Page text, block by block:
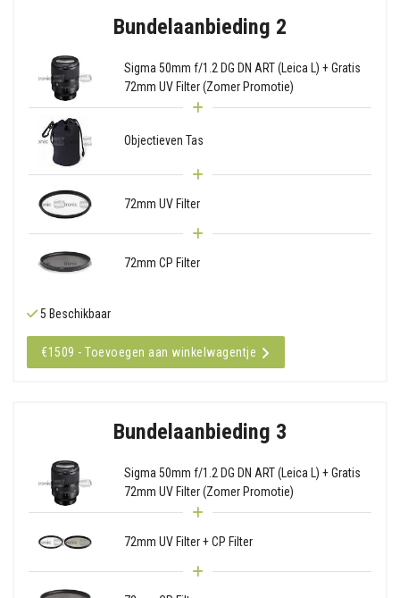
Bundelaanbieding 2
Sigma 50mm f/1.2 DG DN ART (Leica L) + Gratis
72mm UV Filter (Zomer Promotie)
Objectieven Tas
72mm UV Filter
72mm CP Filter
5 Beschikbaar
€1509 - Toevoegen aan winkelwagentje
Bundelaanbieding 3
Sigma 50mm f/1.2 DG DN ART (Leica L) + Gratis
72mm UV Filter (Zomer Promotie)
72mm UV Filter + CP Filter